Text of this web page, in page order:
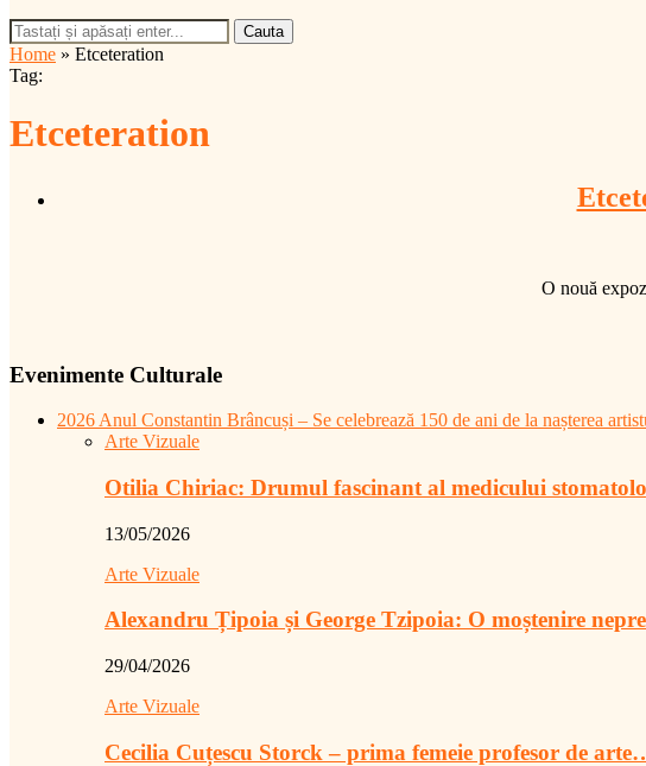
Cauta
Home » Etceteration
Tag:
Etceteration
O nouă
Evenimente Culturale
2026 Anul Constantin Brâncuși – Se celebrează 150 de ani de la nașterea
Arte Vizuale
Otilia Chiriac: Drumul fascinant al medicului
13/05/2026
Arte Vizuale
Alexandru Țipoia și George Tzipoia: O moștenire
29/04/2026
Arte Vizuale
Cecilia Cuțescu Storck – prima femeie profesor de